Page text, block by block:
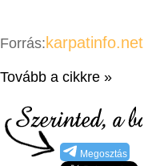
Forrás: karpatinfo.net
Tovább a cikkre »
Megosztás